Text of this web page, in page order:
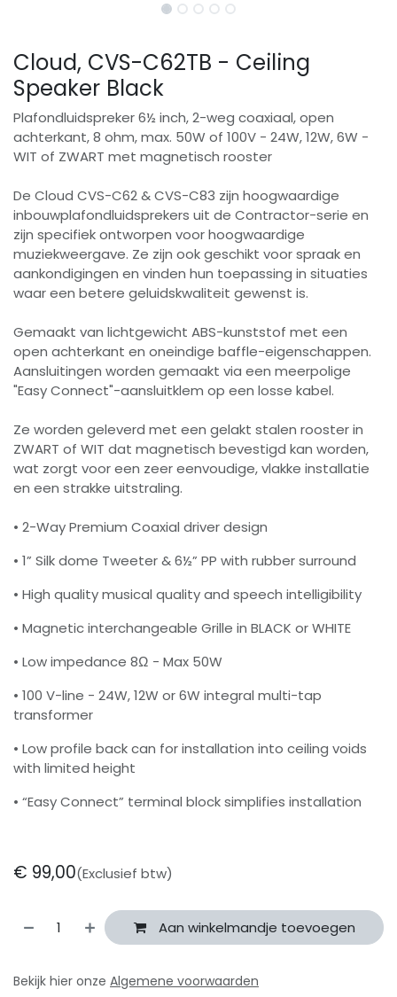
Cloud, CVS-C62TB - Ceiling
Speaker Black
Plafondluidspreker 6½ inch, 2-weg coaxiaal, open
achterkant, 8 ohm, max. 50W of 100V - 24W, 12W, 6W -
WIT of ZWART met magnetisch rooster
De Cloud CVS-C62 & CVS-C83 zijn hoogwaardige
inbouwplafondluidsprekers uit de Contractor-serie en
zijn specifiek ontworpen voor hoogwaardige
muziekweergave. Ze zijn ook geschikt voor spraak en
aankondigingen en vinden hun toepassing in situaties
waar een betere geluidskwaliteit gewenst is.
Gemaakt van lichtgewicht ABS-kunststof met een
open achterkant en oneindige baffle-eigenschappen.
Aansluitingen worden gemaakt via een meerpolige
"Easy Connect"-aansluitklem op een losse kabel.
Ze worden geleverd met een gelakt stalen rooster in
ZWART of WIT dat magnetisch bevestigd kan worden,
wat zorgt voor een zeer eenvoudige, vlakke installatie
en een strakke uitstraling.
• 2-Way Premium Coaxial driver design
• 1” Silk dome Tweeter & 6½” PP with rubber surround
• High quality musical quality and speech intelligibility
• Magnetic interchangeable Grille in BLACK or WHITE
• Low impedance 8Ω - Max 50W
• 100 V-line - 24W, 12W or 6W integral multi-tap
transformer
• Low profile back can for installation into ceiling voids
with limited height
• “Easy Connect” terminal block simplifies installation
€ 99,00(Exclusief btw)
Aan winkelmandje toevoegen
Bekijk hier onze Algemene voorwaarden